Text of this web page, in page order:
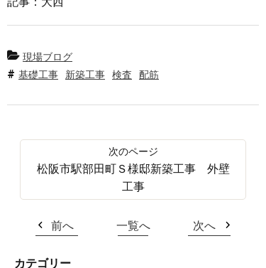
現場ブログ
基礎工事
新築工事 検査 配筋
松阪市駅部田町Ｓ様邸新築工事 外壁
工事
前へ 一覧へ 次へ
カテゴリー